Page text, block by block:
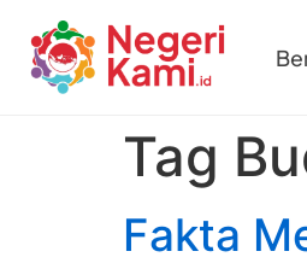
Tag
Fakta